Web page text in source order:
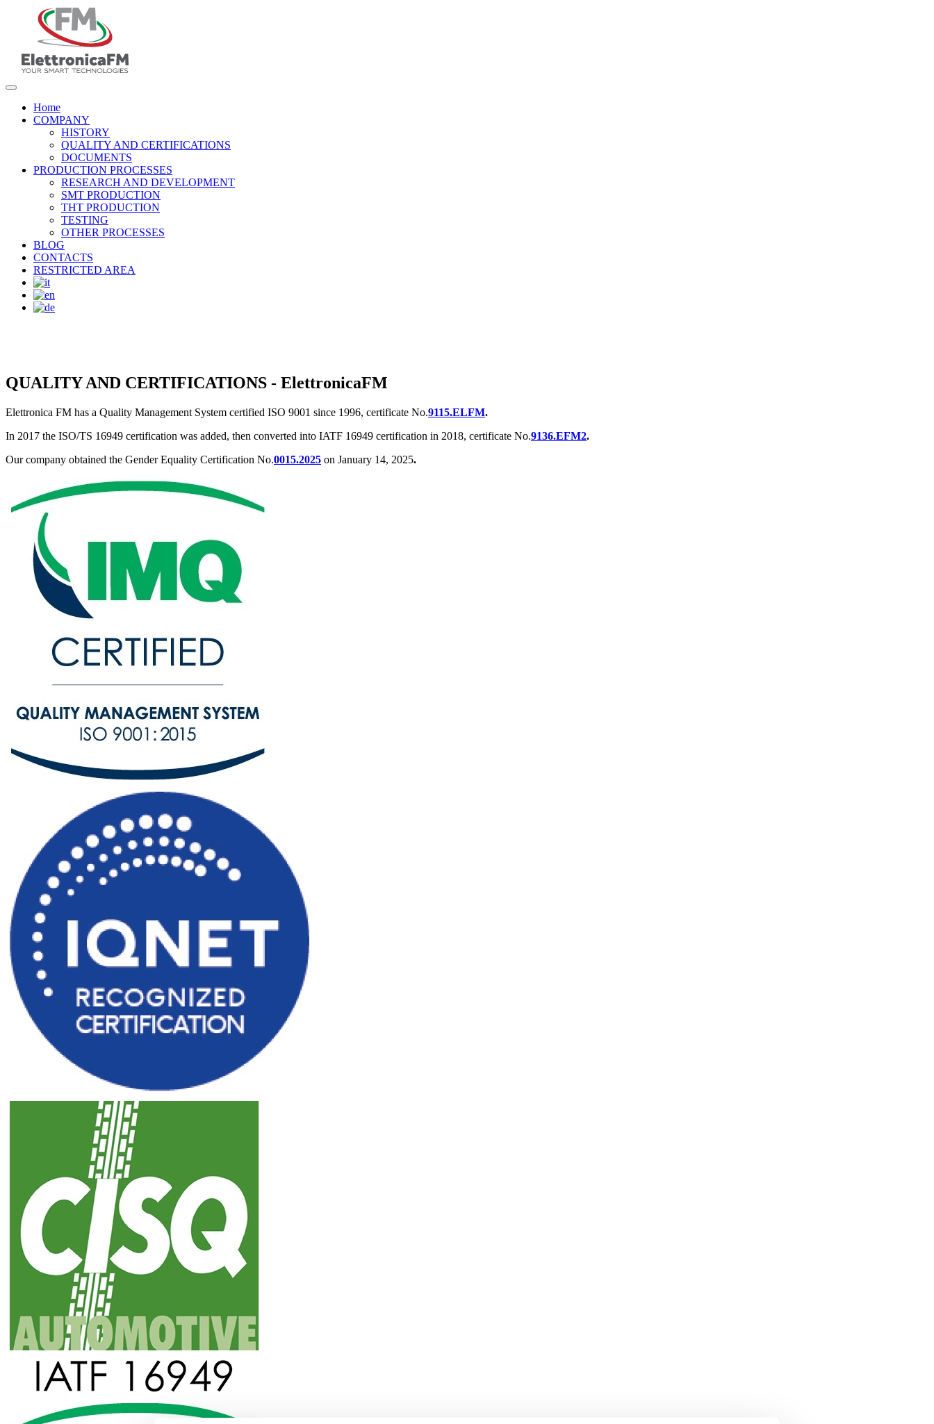
Home
COMPANY
HISTORY
QUALITY AND CERTIFICATIONS
DOCUMENTS
PRODUCTION PROCESSES
RESEARCH AND DEVELOPMENT
SMT PRODUCTION
THT PRODUCTION
TESTING
OTHER PROCESSES
BLOG
CONTACTS
RESTRICTED AREA
QUALITY AND CERTIFICATIONS - ElettronicaFM
Elettronica FM has a Quality Management System certified ISO 9001 since 1996, certificate No.9115.ELFM.
In 2017 the ISO/TS 16949 certification was added, then converted into IATF 16949 certification in 2018, certificate No.9136.EFM2.
Our company obtained the Gender Equality Certification No.0015.2025 on January 14, 2025.